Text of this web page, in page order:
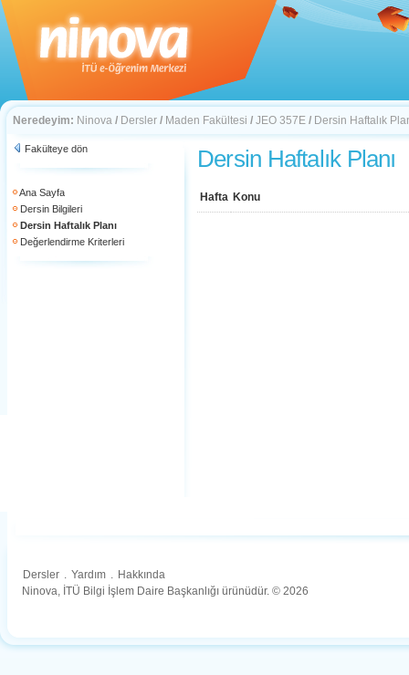
Neredeyim: Ninova / Dersler / Maden Fakültesi / JEO 357E / Dersin Haftalık
Fakülteye dön
Ana Sayfa
Dersin Bilgileri
Dersin Haftalık Planı
Değerlendirme Kriterleri
Dersin Haftalık Planı
Hafta Konu
Dersler . Yardım . Hakkında
Ninova, İTÜ Bilgi İşlem Daire Başkanlığı ürünüdür. © 2026